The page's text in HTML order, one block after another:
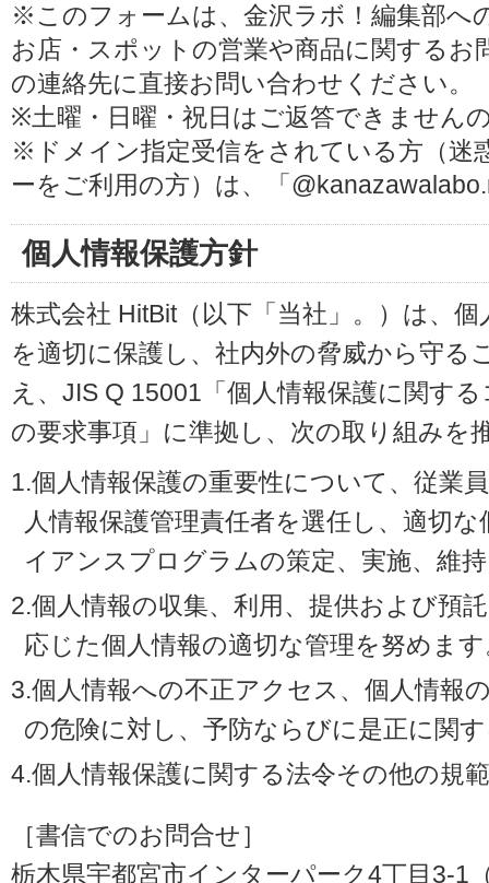
※このフォームは、金沢ラボ！編集部へ
お店・スポットの営業や商品に関する
の連絡先に直接お問い合わせください。
※土曜・日曜・祝日はご返答できません
※ドメイン指定受信をされている方（迷
ーをご利用の方）は、「
個人情報保護方針
株式会社 HitBit（以下「当社」。）は、
を適切に保護し、社内外の脅威から守る
え、JIS Q 15001「個人情報保護に関す
の要求事項」に準拠し、次の取り組みを
1.個人情報保護の重要性について、従業
人情報保護管理責任者を選任し、適切
イアンスプログラムの策定、実施、維
2.個人情報の収集、利用、提供および預
応じた個人情報の適切な管理を努めま
3.個人情報への不正アクセス、個人情報
の危険に対し、予防ならびに是正に関
4.個人情報保護に関する法令その他の規
［書信でのお問合せ］
栃木県宇都宮市インターパーク4丁目3-1